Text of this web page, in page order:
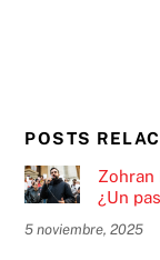
POSTS
Zohran
¿Un
5 noviembre, 2025